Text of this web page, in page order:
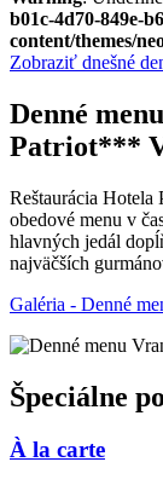
b01c-4d70-849e-
content/themes/
Zobraziť dnešné
Denné
Patriot***
Reštaurácia
obedové menu v
hlavných jedál
najväčších
Galéria - Denné
Špeciálne
À la carte